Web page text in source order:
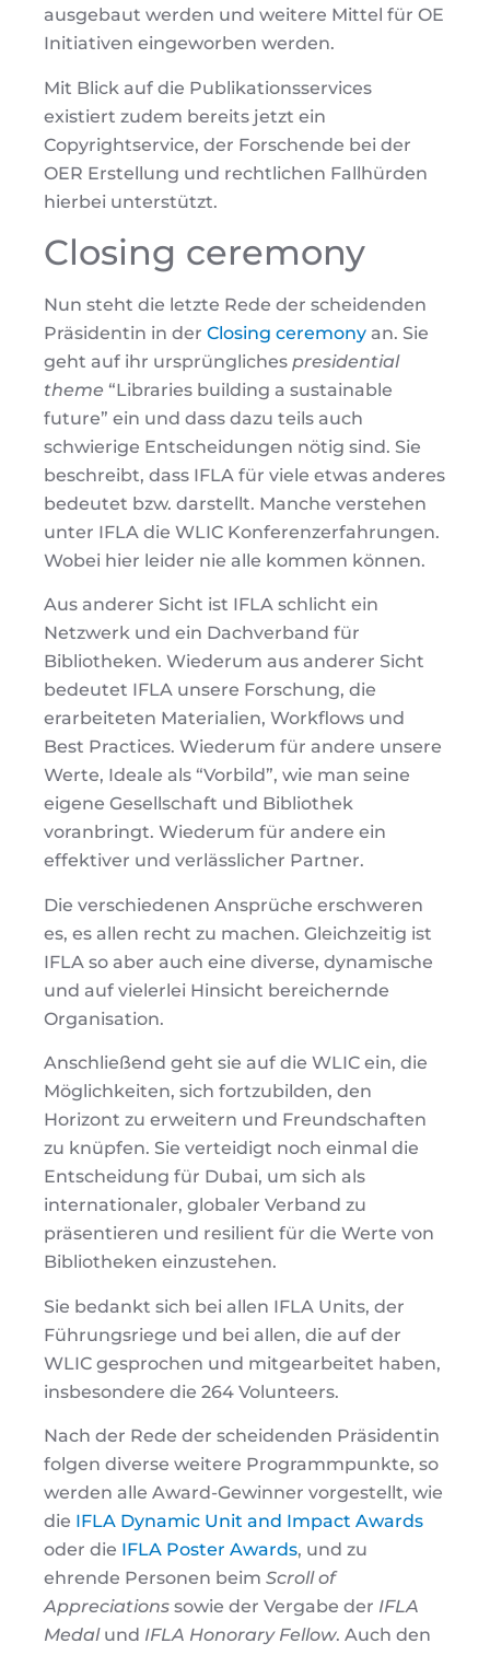
ausgebaut werden und weitere Mittel für OE
Initiativen eingeworben werden.
Mit Blick auf die Publikationsservices
existiert zudem bereits jetzt ein
Copyrightservice, der Forschende bei der
OER Erstellung und rechtlichen Fallhürden
hierbei unterstützt.
Closing ceremony
Nun steht die letzte Rede der scheidenden
Präsidentin in der Closing ceremony an. Sie
geht auf ihr ursprüngliches presidential
theme “Libraries building a sustainable
future” ein und dass dazu teils auch
schwierige Entscheidungen nötig sind. Sie
beschreibt, dass IFLA für viele etwas anderes
bedeutet bzw. darstellt. Manche verstehen
unter IFLA die WLIC Konferenzerfahrungen.
Wobei hier leider nie alle kommen können.
Aus anderer Sicht ist IFLA schlicht ein
Netzwerk und ein Dachverband für
Bibliotheken. Wiederum aus anderer Sicht
bedeutet IFLA unsere Forschung, die
erarbeiteten Materialien, Workflows und
Best Practices. Wiederum für andere unsere
Werte, Ideale als “Vorbild”, wie man seine
eigene Gesellschaft und Bibliothek
voranbringt. Wiederum für andere ein
effektiver und verlässlicher Partner.
Die verschiedenen Ansprüche erschweren
es, es allen recht zu machen. Gleichzeitig ist
IFLA so aber auch eine diverse, dynamische
und auf vielerlei Hinsicht bereichernde
Organisation.
Anschließend geht sie auf die WLIC ein, die
Möglichkeiten, sich fortzubilden, den
Horizont zu erweitern und Freundschaften
zu knüpfen. Sie verteidigt noch einmal die
Entscheidung für Dubai, um sich als
internationaler, globaler Verband zu
präsentieren und resilient für die Werte von
Bibliotheken einzustehen.
Sie bedankt sich bei allen IFLA Units, der
Führungsriege und bei allen, die auf der
WLIC gesprochen und mitgearbeitet haben,
insbesondere die 264 Volunteers.
Nach der Rede der scheidenden Präsidentin
folgen diverse weitere Programmpunkte, so
werden alle Award-Gewinner vorgestellt, wie
die IFLA Dynamic Unit and Impact Awards
oder die IFLA Poster Awards, und zu
ehrende Personen beim Scroll of
Appreciations sowie der Vergabe der IFLA
Medal und IFLA Honorary Fellow. Auch den